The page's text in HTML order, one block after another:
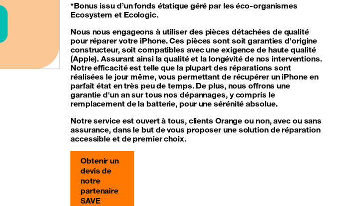
*Bonus issu d’un fonds étatique géré par les éco-organismes
Ecosystem et Ecologic.
Nous nous engageons à utiliserdes pièces détachées de qualité
pour réparer votre iPhone. Ces pièces sont soit garanties d'origine
constructeur, soit compatibles avec une exigence de haute qualité
(Apple). Assurant ainsi la qualité et la longévité de nos interventions.
Notre efficacité est telle que la plupart des réparations sont
réalisées le jour même, vous permettant de récupérer un iPhone en
parfait état en très peu de temps. De plus, nous offrons une
garantie d'un an sur tous nos dépannages, y compris le
remplacement de la batterie, pour une sérénité absolue.
Notre service est ouvert à tous, clients Orange ou non, avec ou sans
assurance, dans le but de vous proposer une solution de réparation
accessible et de premier choix.
Obtenir un
devis de
notre
partenaire
SAVE